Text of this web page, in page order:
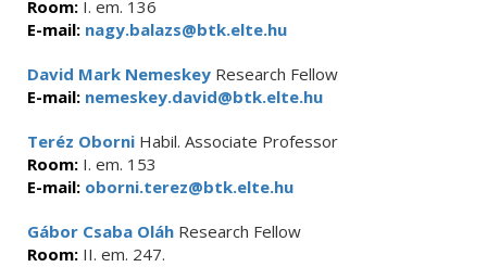
Room: I. em. 136
E-mail: nagy.balazs@btk.elte.hu
David Mark Nemeskey Research Fellow
E-mail: nemeskey.david@btk.elte.hu
Teréz Oborni Habil. Associate Professor
Room: I. em. 153
E-mail: oborni.terez@btk.elte.hu
Gábor Csaba Oláh Research Fellow
Room: II. em. 247.